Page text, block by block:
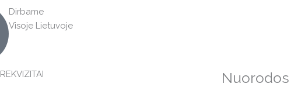
Dirbame
Visoje Lietuvoje
REKVIZITAI Nuorodos